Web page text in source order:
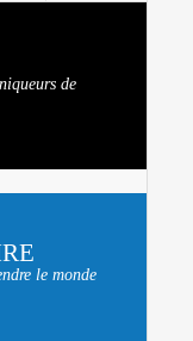
de
le monde